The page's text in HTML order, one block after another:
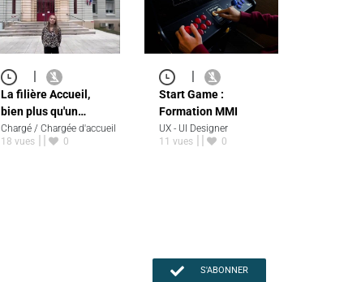
La filière Accueil,
bien plus qu'un…
Chargé / Chargée d'accueil
18 vues
0
Start Game :
Formation MMI
UX - UI Designer
11 vues
0
S'ABONNER